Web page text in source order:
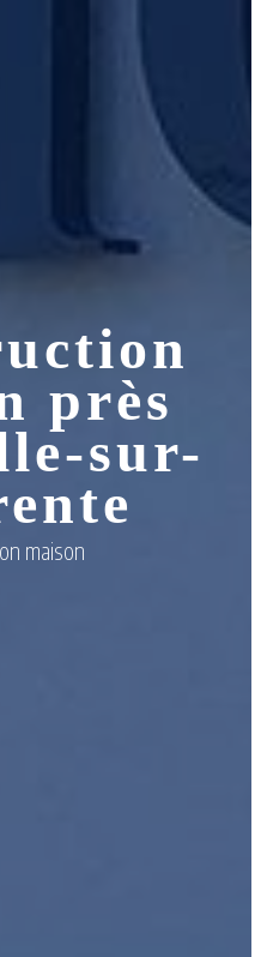
près
sur-
maison